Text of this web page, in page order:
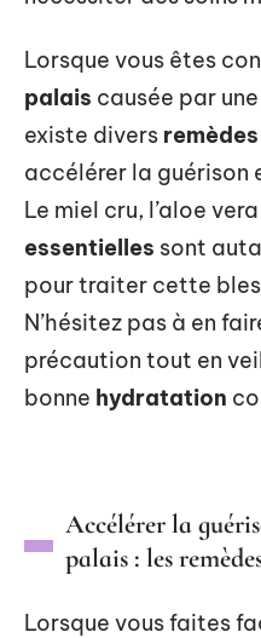
Lorsque vous êtes
palais causée par
existe divers
accélérer la guérison
Le miel cru, l’aloe
essentielles sont
pour traiter cette
N’hésitez pas à en
précaution tout en
bonne hydratation
Accélérer la
palais : les
Lorsque vous faites